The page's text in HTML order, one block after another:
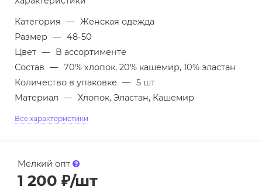
Категория — Женская одежда
Размер — 48-50
Цвет — В ассортименте
Состав — 70% хлопок, 20% кашемир, 10% эластан
Количество в упаковке — 5 шт
Материал — Хлопок, Эластан, Кашемир
Все характеристики
Мелкий опт
1 200 ₽/шт